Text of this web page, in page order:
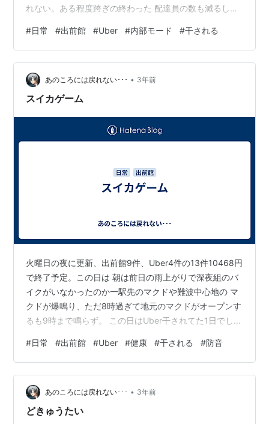
れない。ある程度跨ぎの終わった 配達員の数も減るし、
多分 月曜日は1日雨なのでそれに備えて遅くまで頑張って
いる配達員がいるのかな？ま正直 真実はわかりません…
月曜日も小雨程度なら稼働できるのだが…時間があれば
確定申告 したり、来週のUber跨ぎの1段目70件はあきら
めているのである程度まったりしよう。
#日常 #出前館 #Uber #内部モード #干される
あのころには戻れない･･･ • 3年前
スイカゲーム
火曜日の夜に更新、出前館9件、Uber4件の13件10468円
で終了予定。この日は 朝は前日の雨上がりで深夜組のバ
イクがいなかったのか一駅先のマクドや難波中心地の マ
クドが爆鳴り、ただ8時過ぎて地元のマクドがオープンす
るも9時まで鳴らず。 この日はUber干されてた1日でし
前館は安定して毎日10件近く行けているのが幸い。雨上
がりで配達員が少なかったか 単価は気持ち高めでした。
腹具合は相変わらず下痢気味で軟便を4回もする始末。
変に夕方家で横になっていると逆に体調が悪くなるんだ
よな。配達しているときの方が 体調がいいくらいです、
#日常 #出前館 #Uber #健康 #干される #防音
あのころには戻れない･･･ • 3年前
どきゅうたい